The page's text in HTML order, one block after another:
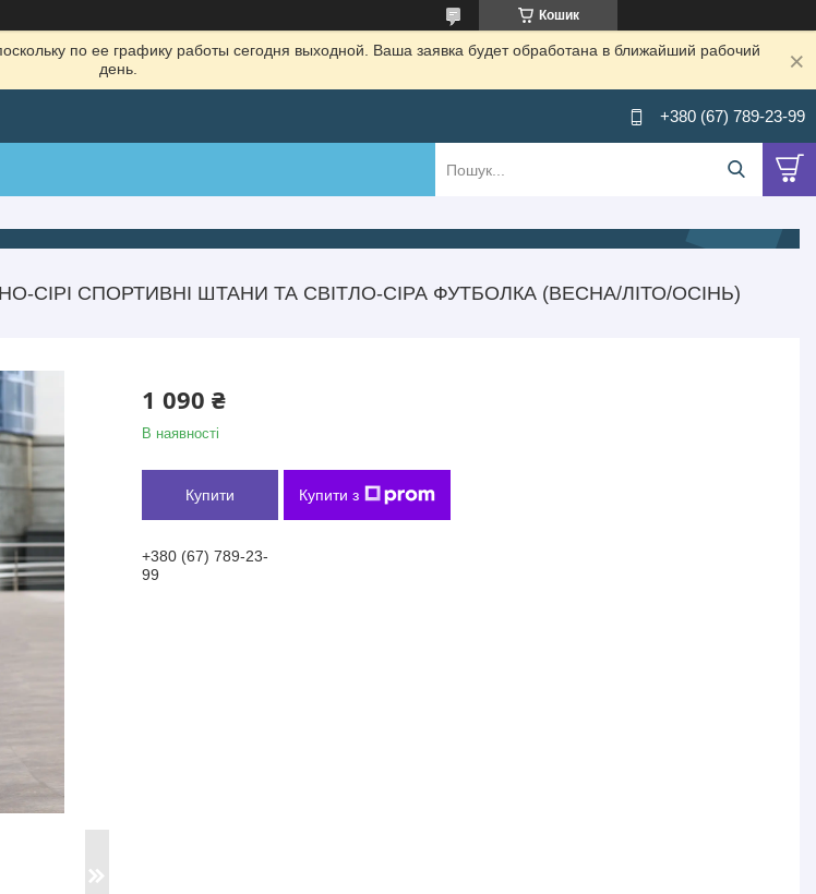
Кошик
по ее графику работы сегодня выходной. Ваша заявка будет обработана в ближайший рабочий
день.
+380 (67) 789-23-99
СІРІ СПОРТИВНІ ШТАНИ ТА СВІТЛО-СІРА ФУТБОЛКА (ВЕСНА/ЛІТО/ОСІНЬ)
1 090 ₴
В наявності
Купити Купити з
+380 (67) 789-23-
99